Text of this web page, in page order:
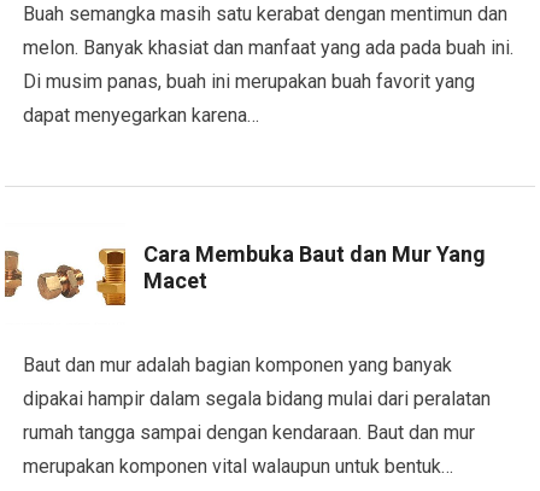
Buah semangka masih satu kerabat dengan mentimun dan
melon. Banyak khasiat dan manfaat yang ada pada buah ini.
Di musim panas, buah ini merupakan buah favorit yang
dapat menyegarkan karena…
Cara Membuka Baut dan Mur Yang
Macet
Baut dan mur adalah bagian komponen yang banyak
dipakai hampir dalam segala bidang mulai dari peralatan
rumah tangga sampai dengan kendaraan. Baut dan mur
merupakan komponen vital walaupun untuk bentuk…